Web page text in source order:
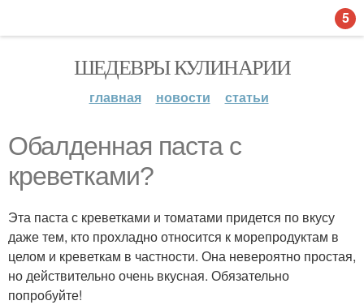
ШЕДЕВРЫ КУЛИНАРИИ
главная новости статьи
Обалденная паста с
креветками?
Эта паста с креветками и томатами придется по вкусу
даже тем, кто прохладно относится к морепродуктам в
целом и креветкам в частности. Она невероятно простая,
но действительно очень вкусная. Обязательно
попробуйте!
5